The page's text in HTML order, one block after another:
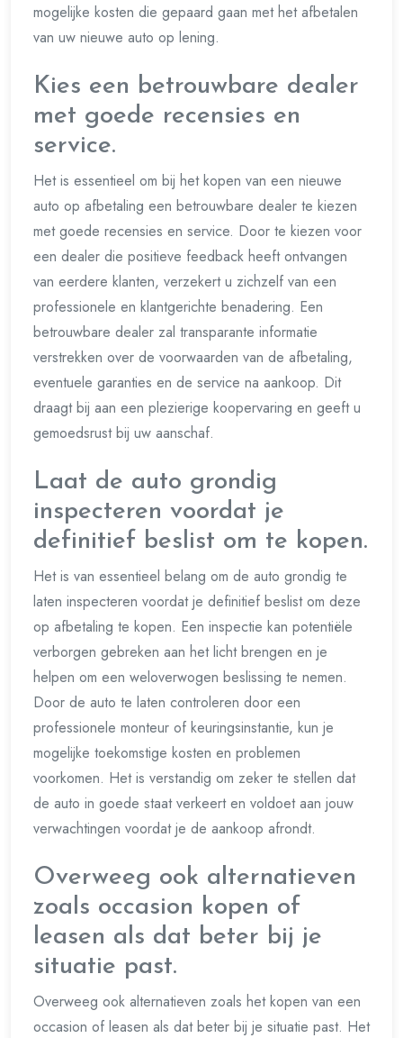
mogelijke kosten die gepaard gaan met het afbetalen
van uw nieuwe auto op lening.
Kies een betrouwbare dealer
met goede recensies en
service.
Het is essentieel om bij het kopen van een nieuwe
auto op afbetaling een betrouwbare dealer te kiezen
met goede recensies en service. Door te kiezen voor
een dealer die positieve feedback heeft ontvangen
van eerdere klanten, verzekert u zichzelf van een
professionele en klantgerichte benadering. Een
betrouwbare dealer zal transparante informatie
verstrekken over de voorwaarden van de afbetaling,
eventuele garanties en de service na aankoop. Dit
draagt bij aan een plezierige koopervaring en geeft u
gemoedsrust bij uw aanschaf.
Laat de auto grondig
inspecteren voordat je
definitief beslist om te kopen.
Het is van essentieel belang om de auto grondig te
laten inspecteren voordat je definitief beslist om deze
op afbetaling te kopen. Een inspectie kan potentiële
verborgen gebreken aan het licht brengen en je
helpen om een weloverwogen beslissing te nemen.
Door de auto te laten controleren door een
professionele monteur of keuringsinstantie, kun je
mogelijke toekomstige kosten en problemen
voorkomen. Het is verstandig om zeker te stellen dat
de auto in goede staat verkeert en voldoet aan jouw
verwachtingen voordat je de aankoop afrondt.
Overweeg ook alternatieven
zoals occasion kopen of
leasen als dat beter bij je
situatie past.
Overweeg ook alternatieven zoals het kopen van een
occasion of leasen als dat beter bij je situatie past. Het